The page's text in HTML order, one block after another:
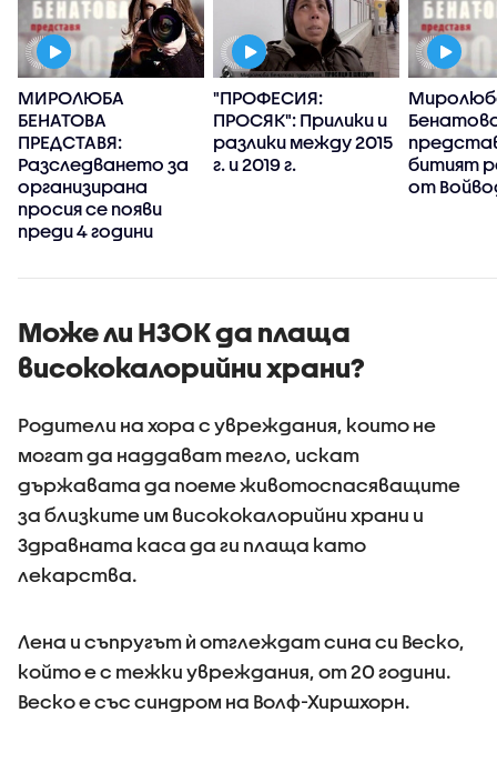
МИРОЛЮБА
БЕНАТОВА
ПРЕДСТАВЯ:
Разследването за
организирана
просия се появи
преди 4 години
"ПРОФЕСИЯ:
ПРОСЯК": Прилики и
разлики между 2015
г. и 2019 г.
битият
от
Може ли НЗОК да плаща
висококалорийни храни?
Родители на хора с увреждания, които не
могат да наддават тегло, искат
държавата да поеме животоспасяващите
за близките им висококалорийни храни и
Здравната каса да ги плаща като
лекарства.
Лена и съпругът ѝ отглеждат сина си Веско,
който е с тежки увреждания, от 20 години.
Веско е със синдром на Волф-Хиршхорн.